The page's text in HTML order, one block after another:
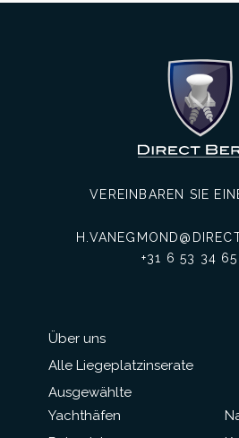
Über uns
Alle Liegeplatzinserate
Ausgewählte
Yachthäfen
VEREINBAREN SIE
+31 6 53 34